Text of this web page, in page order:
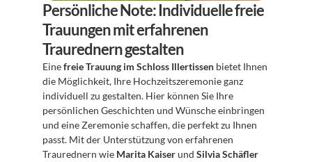
Persönliche Note: Individuelle freie
Trauungen mit erfahrenen
Traurednern gestalten
Eine freie Trauung im Schloss Illertissen bietet Ihnen
die Möglichkeit, Ihre Hochzeitszeremonie ganz
individuell zu gestalten. Hier können Sie Ihre
persönlichen Geschichten und Wünsche einbringen
und eine Zeremonie schaffen, die perfekt zu Ihnen
passt. Mit der Unterstützung von erfahrenen
Traurednern wie Marita Kaiser und Silvia Schäfler